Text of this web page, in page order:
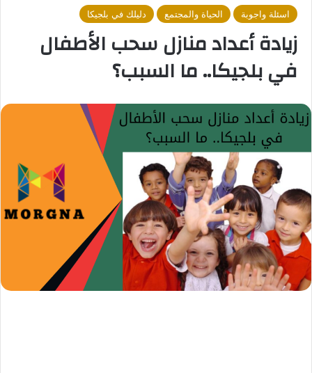
اسئلة واجوبة الحياة والمجتمع دليلك في بلجيكا
زيادة أعداد منازل سحب الأطفال
في بلجيكا.. ما السبب؟